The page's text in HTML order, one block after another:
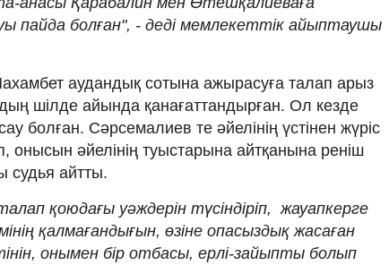
пайда болған", - деді мемлекеттік айыптаушы
аудандық сотына ажырасуға талап арыз
шілде айында қанағаттандырған. Ол кезде
болған. Сәрсемалиев те әйелінің үстінен жүріс
онысын әйелінің туыстарына айтқанына реніш
судья айтты.
қоюдағы уәждерін түсіндіріп, жауапкерге
қалмағандығын, өзіне опасыздық жасаған
онымен бір отбасы, ерлі-зайыпты болып